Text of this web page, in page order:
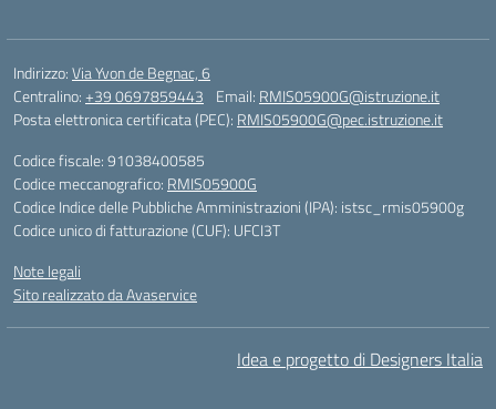
Indirizzo:Via Yvon de Begnac, 6
Centralino:+39 0697859443 Email: RMIS05900G@istruzione.it
Posta elettronica certificata (PEC): RMIS05900G@pec.istruzione.it
Codice fiscale: 91038400585
Codice meccanografico: RMIS05900G
Codice Indice delle Pubbliche Amministrazioni (IPA): istsc_rmis05900g
Codice unico di fatturazione (CUF): UFCI3T
Note legali
Sito realizzato da Avaservice
Idea e progetto di Designers Italia